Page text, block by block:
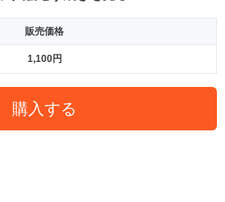
販売価格
1,100円
購入する